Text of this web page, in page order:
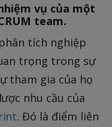
vụ của một
team.
tích nghiệp
trọng trong sự
tham gia của họ
nhu cầu của
. Đó là điểm liên